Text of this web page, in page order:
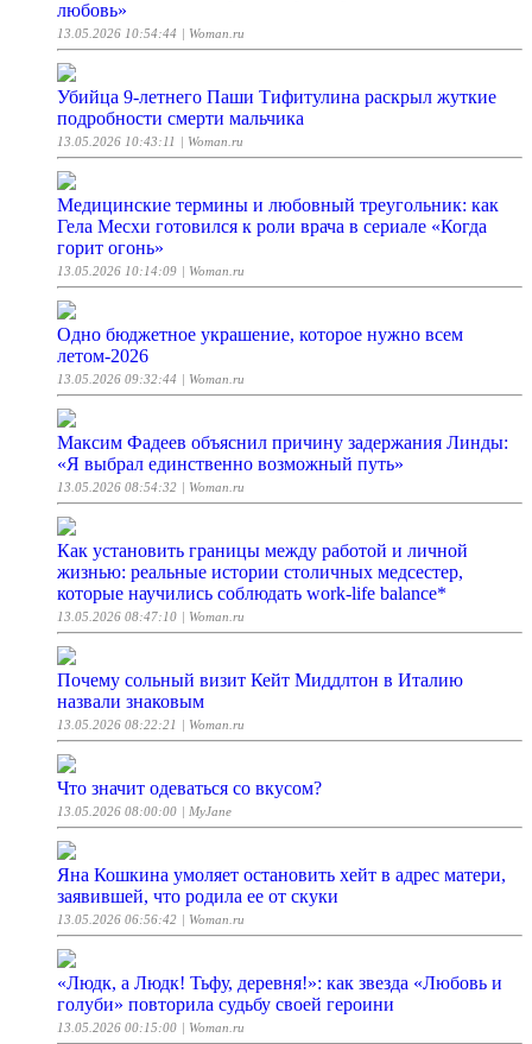
любовь»
13.05.2026 10:54:44 | Woman.ru
Убийца 9-летнего Паши Тифитулина раскрыл жуткие
подробности смерти мальчика
13.05.2026 10:43:11 | Woman.ru
Медицинские термины и любовный треугольник: как
Гела Месхи готовился к роли врача в сериале «Когда
горит огонь»
13.05.2026 10:14:09 | Woman.ru
Одно бюджетное украшение, которое нужно всем
летом-2026
13.05.2026 09:32:44 | Woman.ru
Максим Фадеев объяснил причину задержания Линды:
«Я выбрал единственно возможный путь»
13.05.2026 08:54:32 | Woman.ru
Как установить границы между работой и личной
жизнью: реальные истории столичных медсестер,
которые научились соблюдать work-life balance*
13.05.2026 08:47:10 | Woman.ru
Почему сольный визит Кейт Миддлтон в Италию
назвали знаковым
13.05.2026 08:22:21 | Woman.ru
Что значит одеваться со вкусом?
13.05.2026 08:00:00 | MyJane
Яна Кошкина умоляет остановить хейт в адрес матери,
заявившей, что родила ее от скуки
13.05.2026 06:56:42 | Woman.ru
«Людк, а Людк! Тьфу, деревня!»: как звезда «Любовь и
голуби» повторила судьбу своей героини
13.05.2026 00:15:00 | Woman.ru